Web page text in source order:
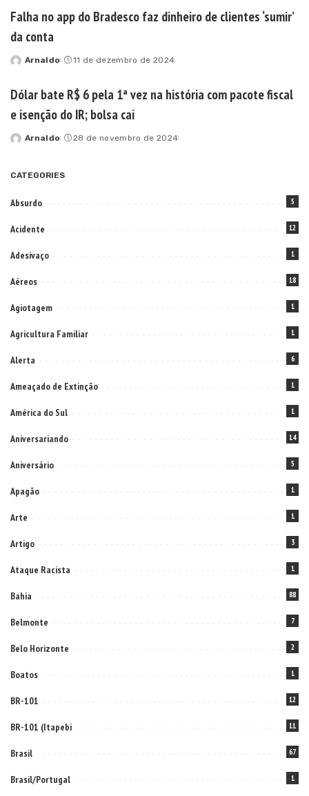
Falha no app do Bradesco faz dinheiro de clientes ‘sumir’
da conta
Posted
Arnaldo 11 de dezembro de 2024
Dólar bate R$ 6 pela 1ª vez na história com pacote fiscal
e isenção do IR; bolsa cai
Posted
Arnaldo 28 de novembro de 2024
CATEGORIES
Absurdo 5
Acidente 12
Adesivaço 1
Aéreos 18
Agiotagem 1
Agricultura Familiar 1
Alerta 6
Ameaçado de Extinção 1
América do Sul 1
Aniversariando 14
Aniversário 5
Apagão 1
Arte 1
Artigo 3
Ataque Racista 1
Bahia 88
Belmonte 7
Belo Horizonte 2
Boatos 1
BR-101 12
BR-101 (Itapebi 11
Brasil 67
Brasil/Portugal 1